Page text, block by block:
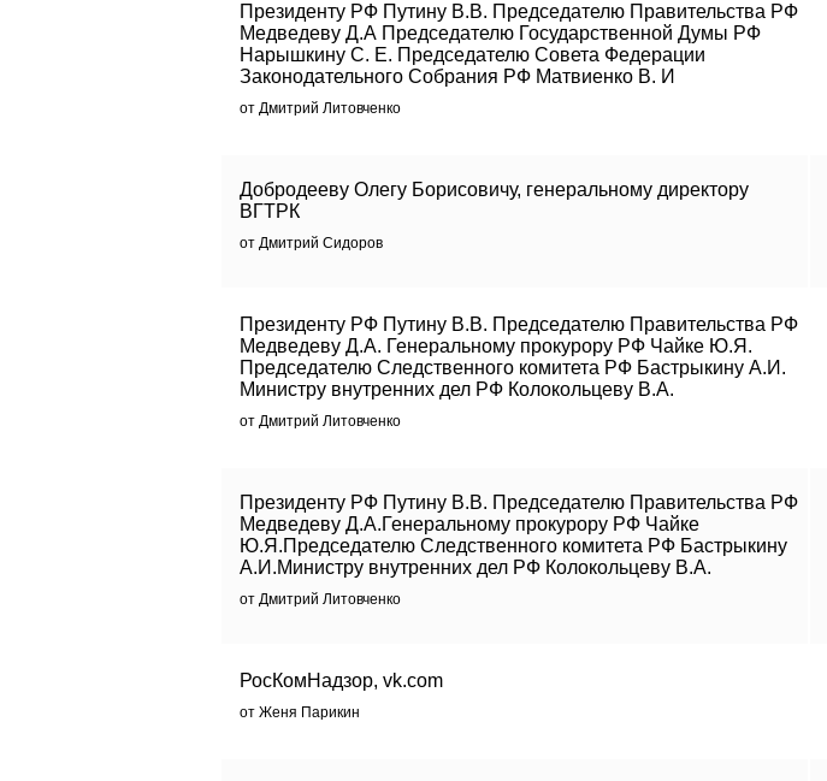
Президенту РФ Путину В.В. Председателю Правительства РФ
Медведеву Д.А Председателю Государственной Думы РФ
Нарышкину С. Е. Председателю Совета Федерации
Законодательного Собрания РФ Матвиенко В. И
от Дмитрий Литовченко
Добродееву Олегу Борисовичу, генеральному директору
ВГТРК
от Дмитрий Сидоров
Президенту РФ Путину В.В. Председателю Правительства РФ
Медведеву Д.А. Генеральному прокурору РФ Чайке Ю.Я.
Председателю Следственного комитета РФ Бастрыкину А.И.
Министру внутренних дел РФ Колокольцеву В.А.
от Дмитрий Литовченко
Президенту РФ Путину В.В. Председателю Правительства РФ
Медведеву Д.А.Генеральному прокурору РФ Чайке
Ю.Я.Председателю Следственного комитета РФ Бастрыкину
А.И.Министру внутренних дел РФ Колокольцеву В.А.
от Дмитрий Литовченко
РосКомНадзор, vk.com
от Женя Парикин